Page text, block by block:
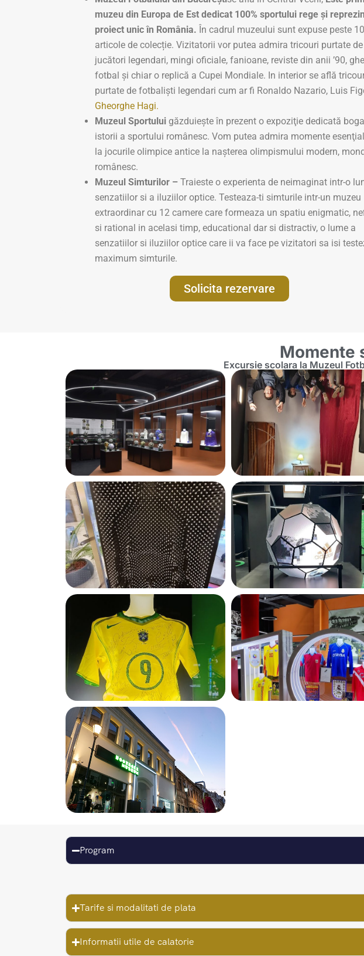
muzeu din Europa de Est dedicat 100% sportului rege și
proiect unic în România. În cadrul muzeului sunt expuse peste
articole de colecție. Vizitatorii vor putea admira tricouri purtate de
jucători legendari, mingi oficiale, fanioane, reviste din anii ’90,
fotbal și chiar o replică a Cupei Mondiale. In interior se află
purtate de fotbaliști legendari cum ar fi Ronaldo Nazario, Luis
Gheorghe Hagi.
Muzeul Sportului găzduieşte în prezent o expoziţie dedicată
istorii a sportului românesc. Vom putea admira momente
la jocurile olimpice antice la naşterea olimpismului modern,
românesc.
Muzeul Simturilor – Traieste o experienta de neimaginat intr-o
senzatiilor si a iluziilor optice. Testeaza-ti simturile intr-un muzeu
extraordinar cu 12 camere care formeaza un spatiu enigmatic,
si rational in acelasi timp, educational dar si distractiv, o lume a
senzatiilor si iluziilor optice care ii va face pe vizitatori sa isi
maximum simturile.
Solicita rezervare
Momente
Excursie scolara la Muzeul
Program
Tarife si modalitati de plata
Informatii utile de calatorie